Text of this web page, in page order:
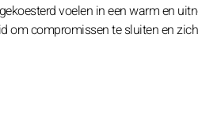
voelen in een warm en
om compromissen te sluiten en